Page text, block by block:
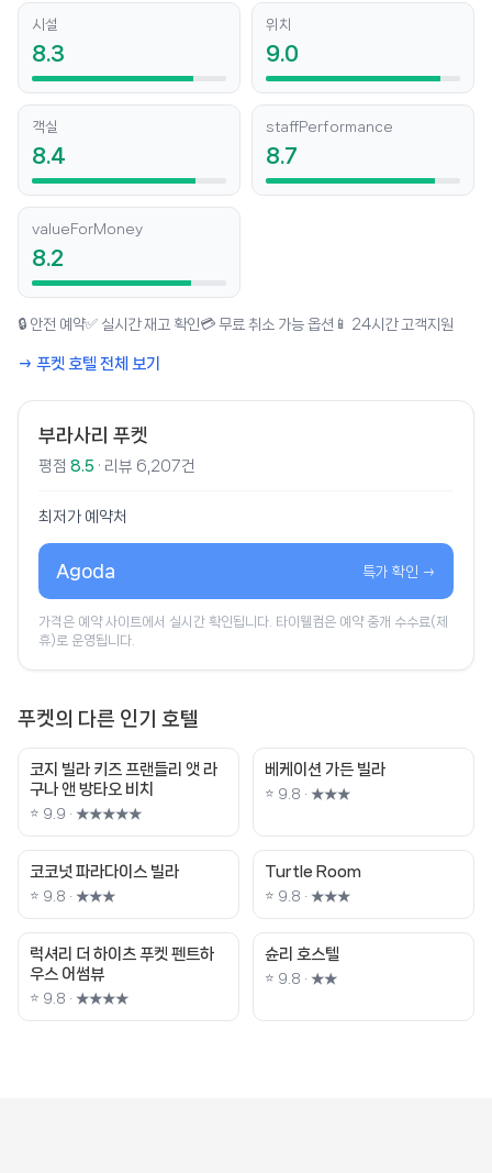
시설
8.3
위치
9.0
객실
8.4
staffPerformance
8.7
valueForMoney
8.2
🔒 안전 예약✅ 실시간 재고 확인💳 무료 취소 가능 옵션 📱 24시간 고객지원
→ 푸켓 호텔 전체 보기
부라사리 푸켓
평점 8.5 · 리뷰 6,207건
최저가 예약처
Agoda 특가 확인 →
가격은 예약 사이트에서 실시간 확인됩니다. 타이웰컴은 예약 중개 수수료(제
휴)로 운영됩니다.
푸켓의 다른 인기 호텔
코지 빌라 키즈 프랜들리 앳 라
구나 앤 방타오 비치
⭐ 9.9 · ★★★★★
베케이션 가든 빌라
⭐ 9.8 · ★★★
코코넛 파라다이스 빌라
⭐ 9.8 · ★★★
Turtle Room
⭐ 9.8 · ★★★
럭셔리 더 하이츠 푸켓 펜트하
우스 어썸뷰
⭐ 9.8 · ★★★★
슌리 호스텔
⭐ 9.8 · ★★